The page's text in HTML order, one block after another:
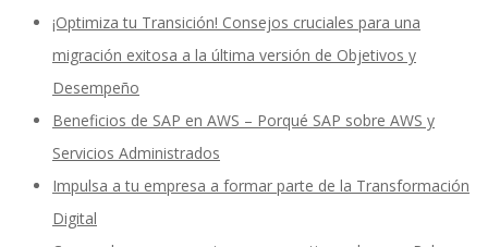
SAP SuccessFactors Training Education
¡Optimiza tu Transición! Consejos cruciales para una
migración exitosa a la última versión de Objetivos y
Desempeño
Beneficios de SAP en AWS – Porqué SAP sobre AWS y
Servicios Administrados
Impulsa a tu empresa a formar parte de la Transformación
Digital